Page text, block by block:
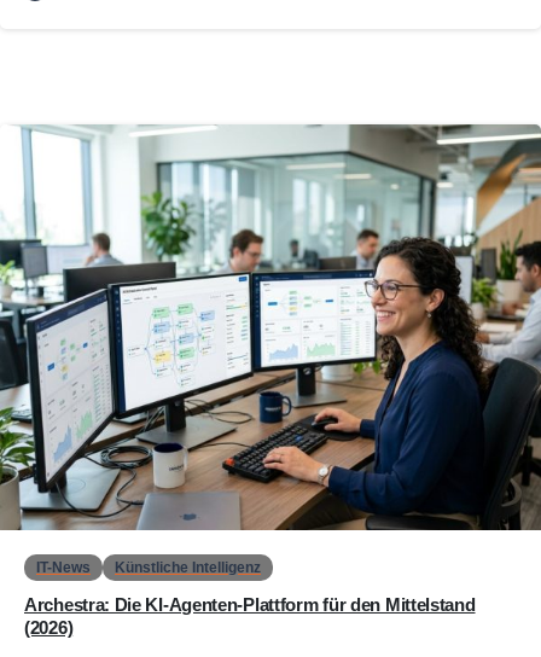
IT-News Künstliche Intelligenz
Archestra: Die KI-Agenten-Plattform für den Mittelstand
(2026)